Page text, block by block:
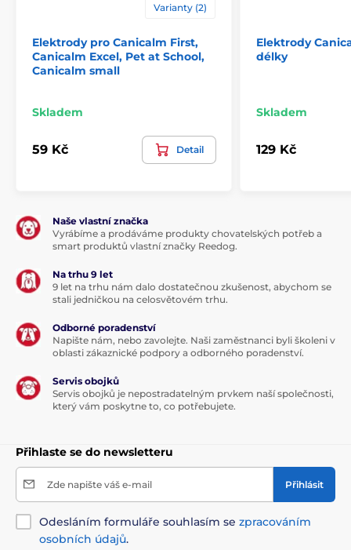
Varianty (2)
Elektrody pro Canicalm First,
Canicalm Excel, Pet at School,
Canicalm small
Skladem
59 Kč Detail
Elektrody
délky
Skladem
129 Kč
Naše vlastní značka
Vyrábíme a prodáváme produkty chovatelských potřeb a
smart produktů vlastní značky Reedog.
Na trhu 9 let
9 let na trhu nám dalo dostatečnou zkušenost, abychom se
stali jedničkou na celosvětovém trhu.
Odborné poradenství
Napište nám, nebo zavolejte. Naši zaměstnanci byli školeni v
oblasti zákaznické podpory a odborného poradenství.
Servis obojků
Servis obojků je nepostradatelným prvkem naší společnosti,
který vám poskytne to, co potřebujete.
Přihlaste se do newsletteru
Zde napište váš e-mail Přihlásit
Odesláním formuláře souhlasím se zpracováním
osobních údajů.